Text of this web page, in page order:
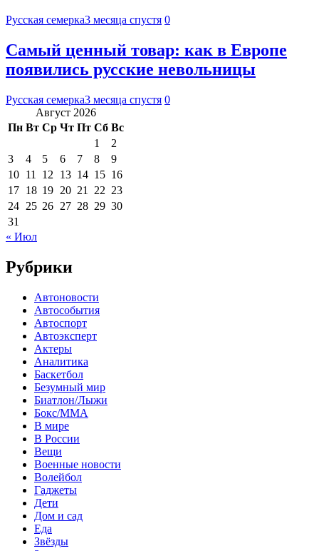
Русская семерка3 месяца спустя 0
Самый ценный товар: как в Европе
появились русские невольницы
Русская семерка3 месяца спустя 0
Август 2026
Пн Вт Ср Чт Пт Сб Вс
1
2
3
4 5 6 7 8
9
10 11 12 13 14 15 16
17 18 19 20 21 22 23
24 25 26 27 28 29 30
31
« Июл
Рубрики
Автоновости
Автособытия
Автоспорт
Автоэксперт
Актеры
Аналитика
Баскетбол
Безумный мир
Биатлон/Лыжи
Бокс/MMA
В мире
В России
Вещи
Военные новости
Волейбол
Гаджеты
Дети
Дом и сад
Еда
Звёзды